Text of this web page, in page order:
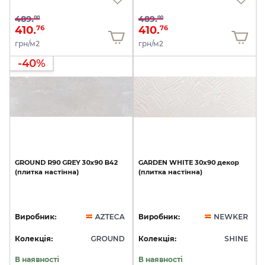
489.00
410.76
грн/м2
489.00
410.76
грн/м2
-40%
GROUND R90 GREY 30x90 B42
(плитка настінна)
Виробник: AZTECA
Колекція: GROUND
В наявності
GARDEN WHITE 30x90 декор
(плитка настінна)
Виробник: NEWKER
Колекція: SHINE
В наявності